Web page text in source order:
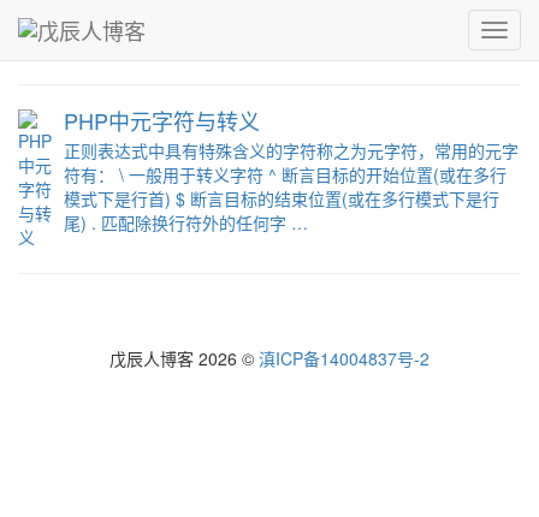
青，取之于蓝而青于蓝；冰，水为之而寒于水。
戊辰人博客 ›
PHP中元字符与转义
正则表达式中具有特殊含义的字符称之为元字符，常用的元字
符有： \ 一般用于转义字符 ^ 断言目标的开始位置(或在多行
模式下是行首) $ 断言目标的结束位置(或在多行模式下是行
尾) . 匹配除换行符外的任何字 …
戊辰人博客 2026 © 滇ICP备14004837号-2